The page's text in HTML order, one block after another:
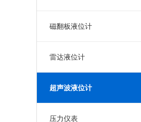
磁翻板液位计
雷达液位计
超声波液位计
压力仪表